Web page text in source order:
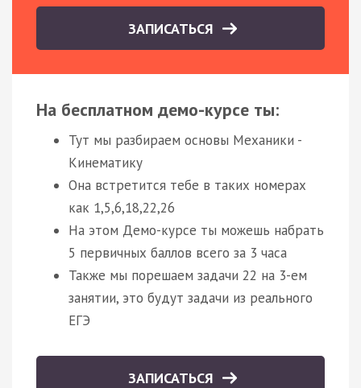
ЗАПИСАТЬСЯ
На бесплатном демо-курсе ты:
Тут мы разбираем основы Механики -
Кинематику
Она встретится тебе в таких номерах
как 1,5,6,18,22,26
На этом Демо-курсе ты можешь набрать
5 первичных баллов всего за 3 часа
Также мы порешаем задачи 22 на 3-ем
занятии, это будут задачи из реального
ЕГЭ
ЗАПИСАТЬСЯ